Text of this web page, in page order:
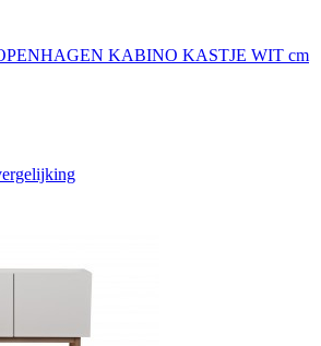
KABINO KASTJE WIT cm